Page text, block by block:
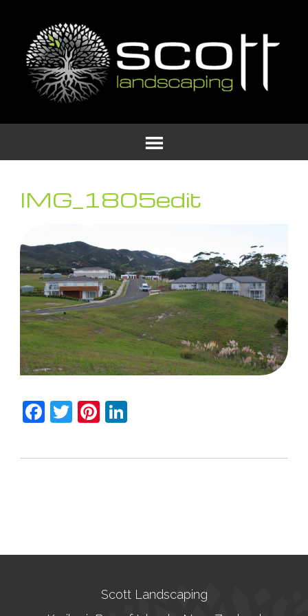
IMG_1805edit
Facebook
TwitterPinterest
LinkedIn
Scott Landscaping